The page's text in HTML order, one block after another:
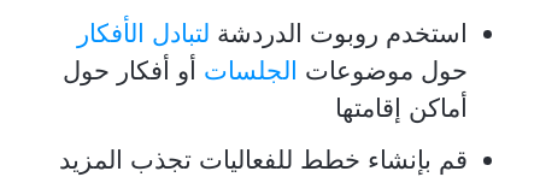
استخدم روبوت الدردشة لتبادل الأفكار
حول موضوعات الجلسات أو أفكار حول
أماكن إقامتها
قم بإنشاء خطط للفعاليات تجذب المزيد